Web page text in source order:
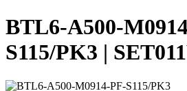
BTL6-A500-
S115/PK3 |